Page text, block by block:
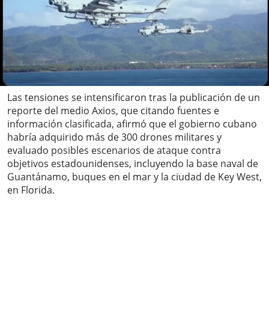
Las tensiones se intensificaron tras la publicación de un
reporte del medio Axios, que citando fuentes e
información clasificada, afirmó que el gobierno cubano
habría adquirido más de 300 drones militares y
evaluado posibles escenarios de ataque contra
objetivos estadounidenses, incluyendo la base naval de
Guantánamo, buques en el mar y la ciudad de Key West,
en Florida.